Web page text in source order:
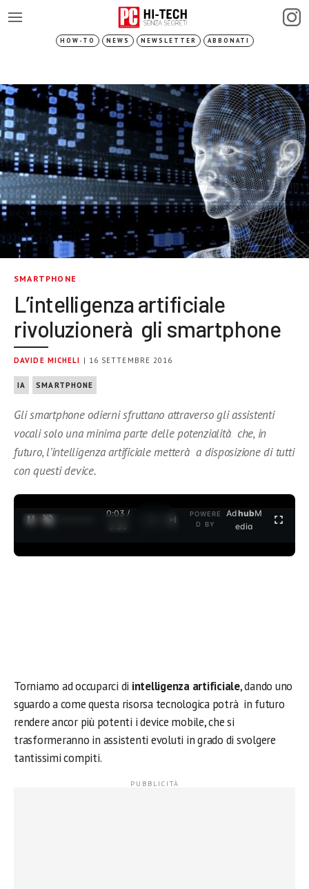
HOW-TO NEWS NEWSLETTER ABBONATI
SMARTPHONE
L’intelligenza artificiale
rivoluzionerà gli smartphone
DAVIDE MICHELI | 16 SETTEMBRE 2016
IA SMARTPHONE
Gli smartphone odierni sfruttano attraverso gli assistenti
vocali solo una minima parte delle potenzialità che, in
futuro, l’intelligenza artificiale metterà a disposizione di tutti
con questi device.
0:04 /
3:35
POWERE
D BY
AdhubM
edia
Torniamo ad occuparci di intelligenza artificiale, dando uno
sguardo a come questa risorsa tecnologica potrà in futuro
rendere ancor più potenti i device mobile, che si
trasformeranno in assistenti evoluti in grado di svolgere
tantissimi compiti.